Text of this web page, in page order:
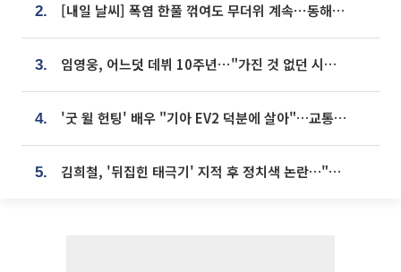
2. [내일 날씨] 폭염 한풀 꺾여도 무더위 계속⋯동해안 이틀 연속 비
3. 임영웅, 어느덧 데뷔 10주년⋯"가진 것 없던 시절, 내 앞엔 20명의 팬뿐"
4. '굿 윌 헌팅' 배우 "기아 EV2 덕분에 살아"…교통사고 후 안전성 극찬
5. 김희철, '뒤집힌 태극기' 지적 후 정치색 논란…"좌우 떠나 우리나라 국기"